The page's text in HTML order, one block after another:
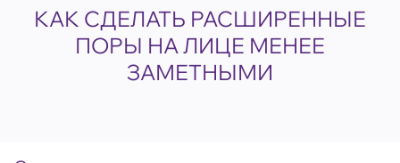
КАК СДЕЛАТЬ РАСШИРЕННЫЕ
ПОРЫ НА ЛИЦЕ МЕНЕЕ
ЗАМЕТНЫМИ